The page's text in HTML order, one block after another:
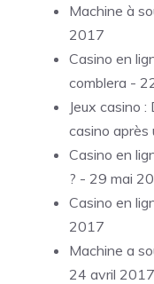
Machine à
2017
Casino en
comblera -
Jeux casino
casino après
Casino en
? - 29 mai
Casino en
2017
Machine a
24 avril 2017